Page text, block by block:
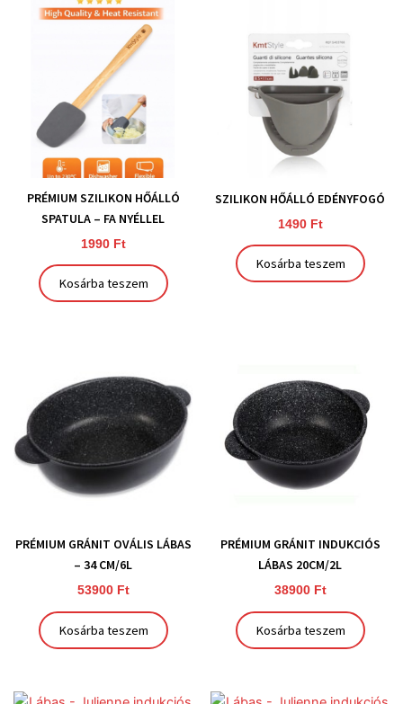
PRÉMIUM SZILIKON HŐÁLLÓ
SPATULA – FA NYÉLLEL
1990 Ft
Kosárba teszem
SZILIKON HŐÁLLÓ EDÉNYFOGÓ
1490 Ft
Kosárba teszem
PRÉMIUM GRÁNIT OVÁLIS LÁBAS
– 34 CM/6L
53900 Ft
Kosárba teszem
PRÉMIUM GRÁNIT INDUKCIÓS
LÁBAS 20CM/2L
38900 Ft
Kosárba teszem